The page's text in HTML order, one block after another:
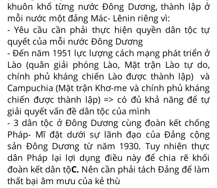
khuôn khổ từng nước Đông Dương, thành lập ở
mỗi nước một đảng Mác- Lênin riêng vì:
- Yêu cầu cần phải thực hiện quyền dân tộc tự
quyết của mỗi nước Đông Dương
- Đến năm 1951 lực lượng cách mạng phát triển ở
Lào (quân giải phóng Lào, Mặt trận Lào tự do,
chính phủ kháng chiến Lào được thành lập) và
Campuchia (Mặt trận Khơ-me và chính phủ kháng
chiến được thành lập) => có đủ khả năng để tự
giải quyết vấn đề dân tộc của mình
- 3 dân tộc ở Đông Dương cùng đoàn kết chống
Pháp- Mĩ đặt dưới sự lãnh đạo của Đảng cộng
sản Đông Dương từ năm 1930. Tuy nhiên thực
dân Pháp lại lợi dụng điều này để chia rẽ khối
đoàn kết dân tộC. Nên cần phải tách Đảng để làm
thất bại âm mưu của kẻ thù